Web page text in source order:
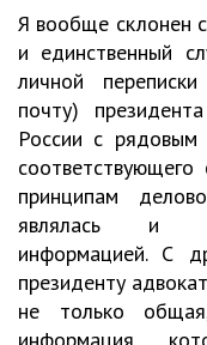
Я вообще склонен
и единственный
личной
почту)
России с рядовым
принципам
являлась и
информацией. С
президенту
не только